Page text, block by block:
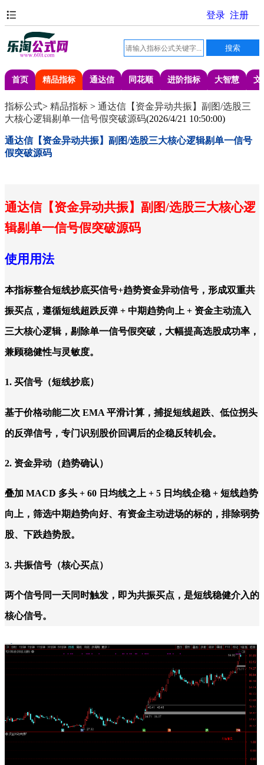
首页 精品指标 通达信 同花顺 进阶指标 大智慧 文
指标公式> 精品指标 > 通达信【资金异动共振】副图/选股三
大核心逻辑剔单一信号假突破源码(2026/4/21 10:50:00)
通达信【资金异动共振】副图/选股三大核心逻辑剔单一信号
假突破源码
通达信【资金异动共振】副图/选股三大核心逻
辑剔单一信号假突破源码
使用用法
本指标整合短线抄底买信号+趋势资金异动信号，形成双重共
振买点，遵循短线超跌反弹 + 中期趋势向上 + 资金主动流入
三大核心逻辑，剔除单一信号假突破，大幅提高选股成功率，
兼顾稳健性与灵敏度。
1. 买信号（短线抄底）
基于价格动能二次 EMA 平滑计算，捕捉短线超跌、低位拐头
的反弹信号，专门识别股价回调后的企稳反转机会。
2. 资金异动（趋势确认）
叠加 MACD 多头 + 60 日均线之上 + 5 日均线企稳 + 短线趋势
向上，筛选中期趋势向好、有资金主动进场的标的，排除弱势
股、下跌趋势股。
3. 共振信号（核心买点）
两个信号同一天同时触发，即为共振买点，是短线稳健介入的
核心信号。